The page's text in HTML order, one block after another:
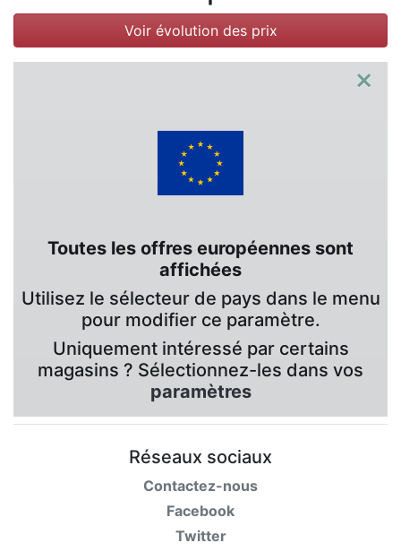
Voir évolution des prix
×
Toutes les offres européennes sont
affichées
Utilisez le sélecteur de pays dans le menu
pour modifier ce paramètre.
Uniquement intéressé par certains
magasins ? Sélectionnez-les dans vos
paramètres
Réseaux sociaux
Contactez-nous
Facebook
Twitter